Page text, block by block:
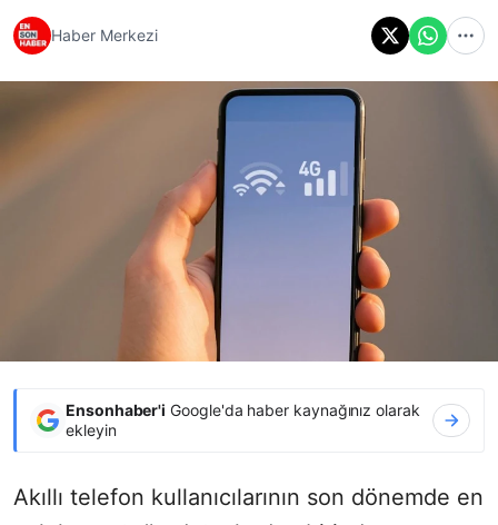
Haber Merkezi
Ensonhaber'i Google'da haber kaynağınız olarak
ekleyin
Akıllı telefon kullanıcılarının son dönemde en